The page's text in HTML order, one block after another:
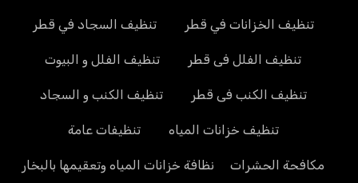
تنظيف الخزانات في قطر تنظيف السجاد في قطر
تنظيف الفلل فى قطر تنظيف الفلل و البيوت
تنظيف الكنب فى قطر تنظيف الكنب و السجاد
تنظيف خزانات المياه تنظيفات عامة
مكافحة الحشرات نظافة خزانات المياه وتعقيمها بالبخار